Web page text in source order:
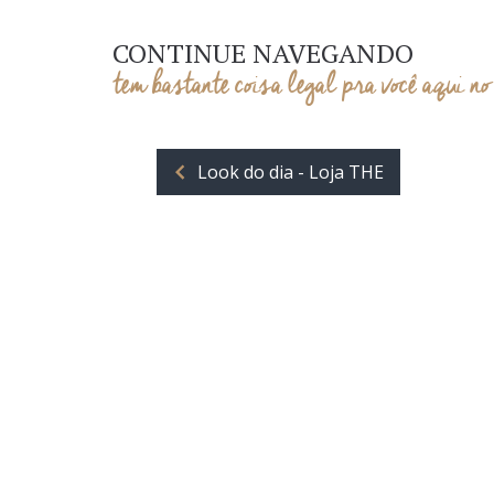
CONTINUE NAVEGANDO
tem bastante coisa legal pra você aqui
Look do dia - Loja THE